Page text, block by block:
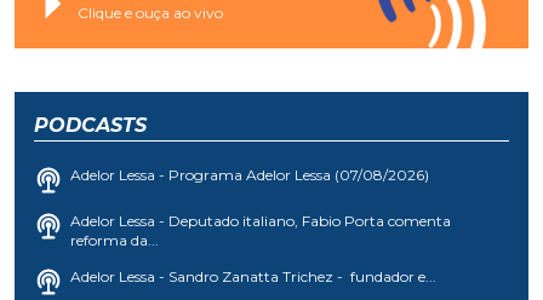
Clique e ouça ao vivo
PODCASTS
Adelor Lessa - Programa Adelor Lessa (07/08/2026)
Adelor Lessa - Deputado italiano, Fabio Porta comenta
reforma da...
Adelor Lessa - Sandro Zanatta Trichez - fundador e...